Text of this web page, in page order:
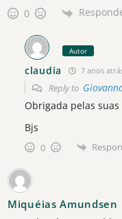
0
Autor
claudia 7 anos
Reply to
Obrigada pelas
Bjs
0
Miquéias Amundsen